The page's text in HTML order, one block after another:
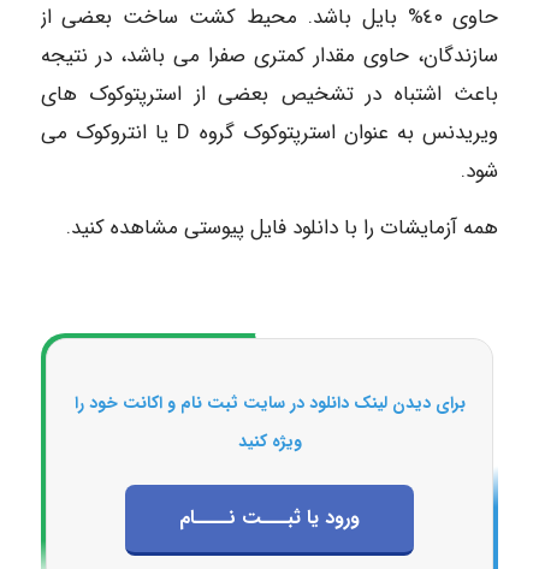
حاوی ٤٠% بایل باشد. محیط کشت ساخت بعضی از
سازندگان، حاوی مقدار کمتری صفرا می باشد، در نتیجه
باعث اشتباه در تشخیص بعضی از استرپتوکوک های
ویریدنس به عنوان استرپتوکوک گروه D یا انتروکوک می
شود.
همه آزمایشات را با دانلود فایل پیوستی مشاهده کنید.
برای دیدن لینک دانلود در سایت ثبت نام و اکانت خود را
ویژه کنید
ورود یا ثبـــت نــــام